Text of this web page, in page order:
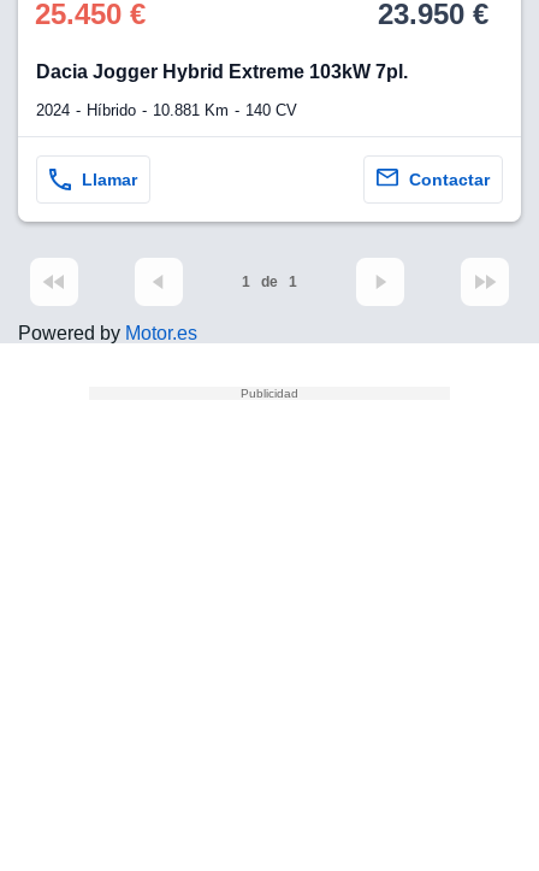
25.450 € 23.950 €
Dacia Jogger Hybrid Extreme 103kW 7pl.
2024 Híbrido 10.881 Km 140 CV
Llamar Contactar
1 de 1
Powered by Motor.es